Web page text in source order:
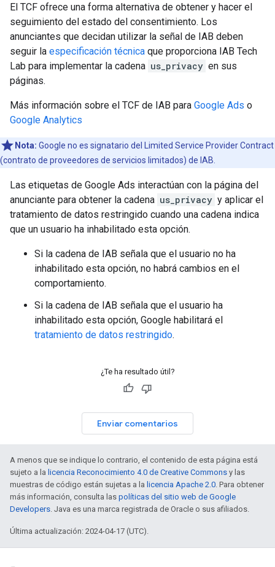
El TCF ofrece una forma alternativa de obtener y hacer el
seguimiento del estado del consentimiento. Los
anunciantes que decidan utilizar la señal de IAB deben
seguir la especificación técnica que proporciona IAB Tech
Lab para implementar la cadena us_privacy en sus
páginas.
Más información sobre el TCF de IAB para Google Ads o
Google Analytics
Nota: Google no es signatario del Limited Service Provider Contract
(contrato de proveedores de servicios limitados) de IAB.
Las etiquetas de Google Ads interactúan con la página del
anunciante para obtener la cadena us_privacy y aplicar el
tratamiento de datos restringido cuando una cadena indica
que un usuario ha inhabilitado esta opción.
Si la cadena de IAB señala que el usuario no ha
inhabilitado esta opción, no habrá cambios en el
comportamiento.
Si la cadena de IAB señala que el usuario ha
inhabilitado esta opción, Google habilitará el
tratamiento de datos restringido.
¿Te ha resultado útil?
Enviar comentarios
A menos que se indique lo contrario, el contenido de esta página está
sujeto a la licencia Reconocimiento 4.0 de Creative Commons y las
muestras de código están sujetas a la licencia Apache 2.0. Para obtener
más información, consulta las políticas del sitio web de Google
Developers. Java es una marca registrada de Oracle o sus afiliados.
Última actualización: 2024-04-17 (UTC).